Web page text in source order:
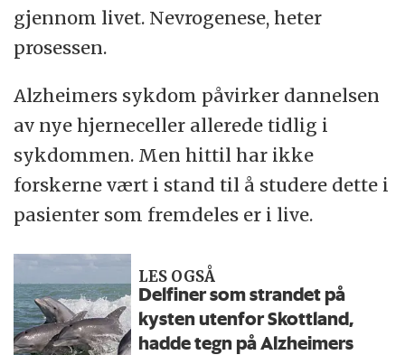
gjennom livet. Nevrogenese, heter
prosessen.
Alzheimers sykdom påvirker dannelsen
av nye hjerneceller allerede tidlig i
sykdommen. Men hittil har ikke
forskerne vært i stand til å studere dette i
pasienter som fremdeles er i live.
LES OGSÅ
Delfiner som strandet på
kysten utenfor Skottland,
hadde tegn på Alzheimers